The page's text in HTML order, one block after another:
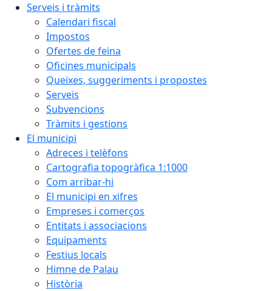
Serveis i tràmits
Calendari fiscal
Impostos
Ofertes de feina
Oficines municipals
Queixes, suggeriments i propostes
Serveis
Subvencions
Tràmits i gestions
El municipi
Adreces i telèfons
Cartografia topogràfica 1:1000
Com arribar-hi
El municipi en xifres
Empreses i comerços
Entitats i associacions
Equipaments
Festius locals
Himne de Palau
Història